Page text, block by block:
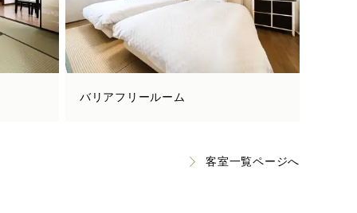
バリアフリールーム
客室一覧ページへ